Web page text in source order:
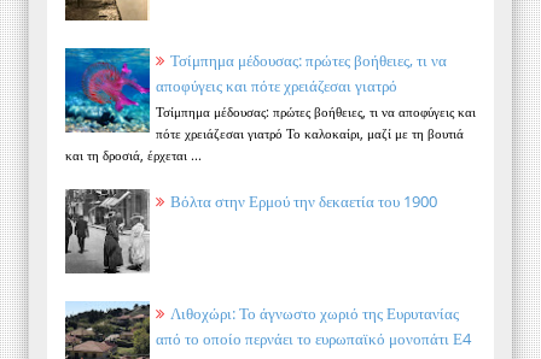
Τσίμπημα μέδουσας: πρώτες βοήθειες, τι να
αποφύγεις και πότε χρειάζεσαι γιατρό
Τσίμπημα μέδουσας: πρώτες βοήθειες, τι να αποφύγεις και
πότε χρειάζεσαι γιατρό Το καλοκαίρι, μαζί με τη βουτιά
και τη δροσιά, έρχεται ...
Βόλτα στην Ερμού την δεκαετία του 1900
Λιθοχώρι: Το άγνωστο χωριό της Ευρυτανίας
από το οποίο περνάει το ευρωπαϊκό μονοπάτι Ε4